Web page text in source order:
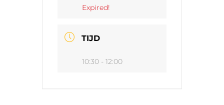
Expired!
TIJD
10:30 - 12:00